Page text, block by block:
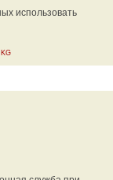
использовать